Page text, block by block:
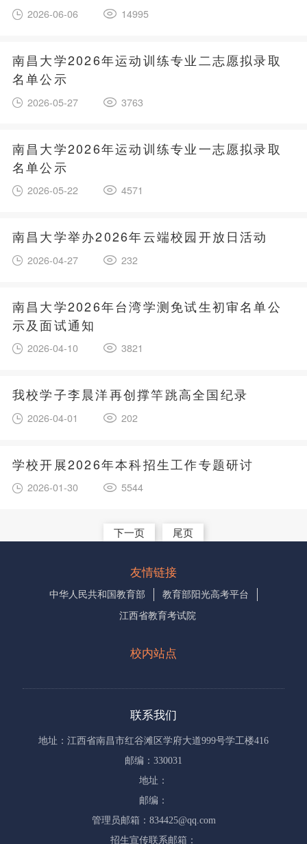
2026-06-06 14995
南昌大学2026年运动训练专业二志愿拟录取
名单公示
2026-05-27 3763
南昌大学2026年运动训练专业一志愿拟录取
名单公示
2026-05-22 4571
南昌大学举办2026年云端校园开放日活动
2026-04-27 232
南昌大学2026年台湾学测免试生初审名单公
示及面试通知
2026-04-10 3821
我校学子李晨洋再创撑竿跳高全国纪录
2026-04-01 202
学校开展2026年本科招生工作专题研讨
2026-01-30 5544
下一页 尾页
友情链接
中华人民共和国教育部
教育部阳光高考平台
江西省教育考试院
校内站点
联系我们
地址：江西省南昌市红谷滩区学府大道999号学工楼416
邮编：330031
地址：
邮编：
管理员邮箱：834425@qq.com
招生宣传联系邮箱：